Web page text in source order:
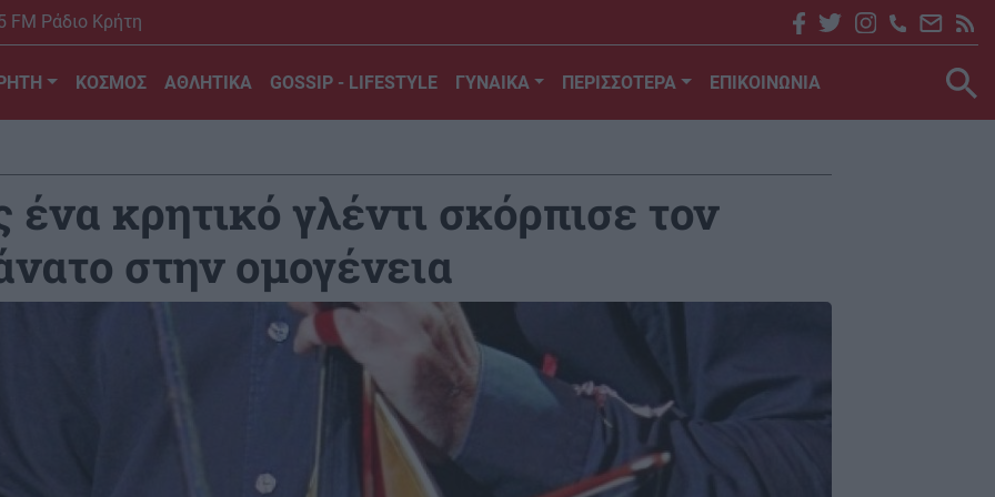
FM Ράδιο Κρήτη
ΚΟΣΜΟΣ ΑΘΛΗΤΙΚΑ GOSSIP - LIFESTYLE ΓΥΝΑΙΚΑ ΠΕΡΙΣΣΟΤΕΡΑ ΕΠΙΚΟΙΝΩΝΙΑ
κρητικό γλέντι σκόρπισε τον
στην ομογένεια